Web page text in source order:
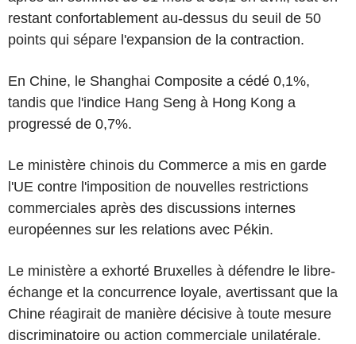
restant confortablement au-dessus du seuil de 50
points qui sépare l'expansion de la contraction.
En Chine, le Shanghai Composite a cédé 0,1%,
tandis que l'indice Hang Seng à Hong Kong a
progressé de 0,7%.
Le ministère chinois du Commerce a mis en garde
l'UE contre l'imposition de nouvelles restrictions
commerciales après des discussions internes
européennes sur les relations avec Pékin.
Le ministère a exhorté Bruxelles à défendre le libre-
échange et la concurrence loyale, avertissant que la
Chine réagirait de manière décisive à toute mesure
discriminatoire ou action commerciale unilatérale.